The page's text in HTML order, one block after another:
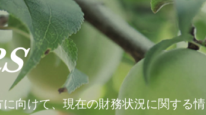
向けて、現在の財務状況に関する情